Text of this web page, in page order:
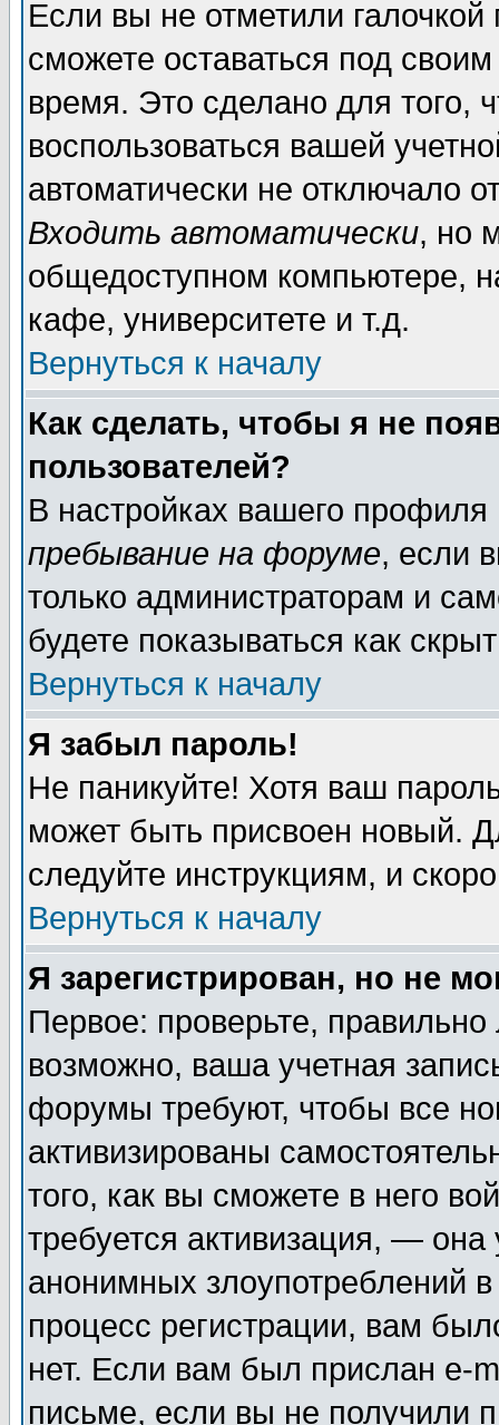
Если вы не отметили галочкой
сможете оставаться под
время. Это сделано для того,
воспользоваться вашей
автоматически не отключало
Входить автоматически, но
общедоступном компьютере,
кафе, университете и т.д.
Вернуться к началу
Как сделать, чтобы я не
пользователей?
В настройках вашего
пребывание на форуме, если
только администраторам и
будете показываться как
Вернуться к началу
Я забыл пароль!
Не паникуйте! Хотя ваш
может быть присвоен новый.
следуйте инструкциям, и
Вернуться к началу
Я зарегистрирован, но не
Первое: проверьте,
возможно, ваша учетная
форумы требуют, чтобы все
активизированы
того, как вы сможете в него
требуется активизация, —
анонимных злоупотреблений
процесс регистрации, вам
нет. Если вам был прислан e-
письме, если вы не получили